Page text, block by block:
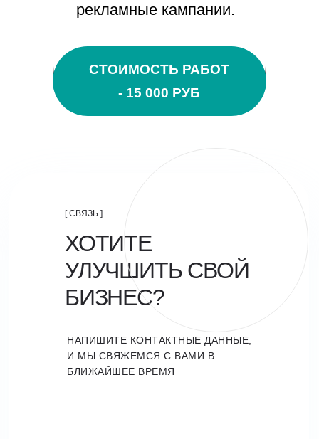
СТОИМОСТЬ РАБОТ
- 15 000 РУБ
рекламные кампании.
НАПИШИТЕ КОНТАКТНЫЕ ДАННЫЕ,
И МЫ СВЯЖЕМСЯ С ВАМИ В
БЛИЖАЙШЕЕ ВРЕМЯ
[ СВЯЗЬ ]
ХОТИТЕ
УЛУЧШИТЬ СВОЙ
БИЗНЕС?